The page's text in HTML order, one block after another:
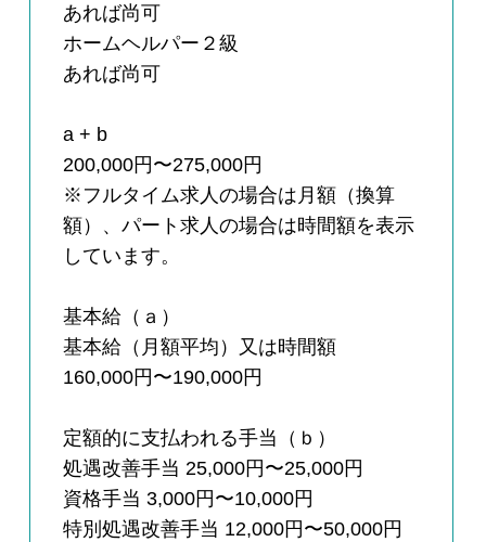
あれば尚可
ホームヘルパー２級
あれば尚可
a + b
200,000円〜275,000円
※フルタイム求人の場合は月額（換算
額）、パート求人の場合は時間額を表示
しています。
基本給（ａ）
基本給（月額平均）又は時間額
160,000円〜190,000円
定額的に支払われる手当（ｂ）
処遇改善手当 25,000円〜25,000円
資格手当 3,000円〜10,000円
特別処遇改善手当 12,000円〜50,000円